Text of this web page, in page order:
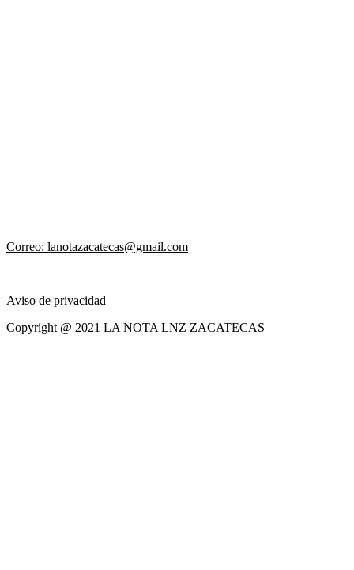
Correo: lanotazacatecas@gmail.com
Aviso de privacidad
Copyright @ 2021 LA NOTA LNZ ZACATECAS